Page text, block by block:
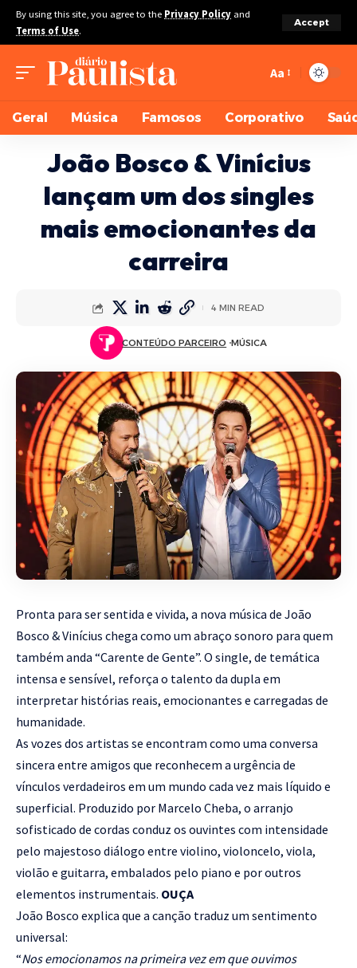
By using this site, you agree to the Privacy Policy and
Terms of Use.
Accept
Aa
Geral Música Famosos Corporativo
João Bosco & Vinícius
lançam um dos singles
mais emocionantes da
carreira
CONTEÚDO PARCEIRO MÚSICA
4 MIN READ
Pronta para ser sentida e vivida, a nova música de João
Bosco & Vinícius chega como um abraço sonoro para quem
também anda “Carente de Gente”. O single, de temática
intensa e sensível, reforça o talento da dupla em
interpretar histórias reais, emocionantes e carregadas de
humanidade.
As vozes dos artistas se encontram como uma conversa
sincera entre amigos que reconhecem a urgência de
vínculos verdadeiros em um mundo cada vez mais líquido e
superficial. Produzido por Marcelo Cheba, o arranjo
sofisticado de cordas conduz os ouvintes com intensidade
pelo majestoso diálogo entre violino, violoncelo, viola,
violão e guitarra, embalados pelo piano e por outros
elementos instrumentais. OUÇA
João Bosco explica que a canção traduz um sentimento
universal:
“Nos emocionamos na primeira vez em que ouvimos